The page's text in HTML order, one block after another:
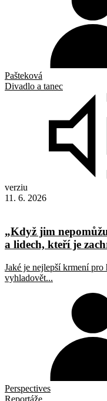
Pašteková
Divadlo a tanec
verziu
11. 6. 2026
„Když jim
a lidech, kteří je
Jaké je nejlepší krmení
vyhladovět...
Perspectives
Reportáže